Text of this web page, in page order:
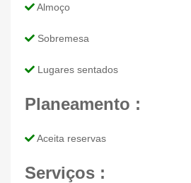
Almoço
Sobremesa
Lugares sentados
Planeamento :
Aceita reservas
Serviços :